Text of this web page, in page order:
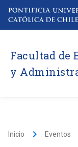
Facultad de
y
Inicio keyboard_arrow_right Eventos